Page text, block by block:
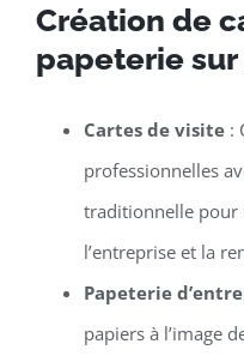
Création de
papeterie
Cartes de visite:
professionnelles
traditionnelle pour
l’entreprise et la
Papeterie
papiers à l’image